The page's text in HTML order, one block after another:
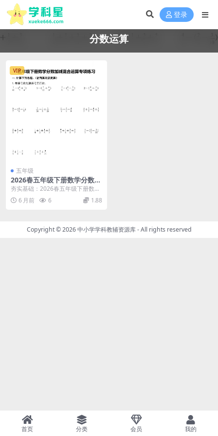
登录
分数运算
VIP
五年级
2026春五年级下册数学分数加
减混合运算专项练习全册同步
提分精华电子版资料
夯实基础：2026春五年级下册数学
分数加减混合运算专项练习核心解
析 大家好，我是...
6 月前 6 1.88
Copyright © 2026中小学学科教辅资源库- All rights reserved
首页 分类 会员 我的